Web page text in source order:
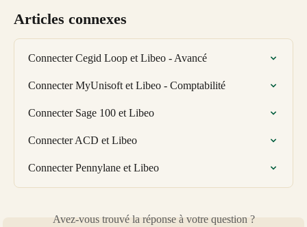
Articles connexes
Connecter Cegid Loop et Libeo - Avancé
Connecter MyUnisoft et Libeo - Comptabilité
Connecter Sage 100 et Libeo
Connecter ACD et Libeo
Connecter Pennylane et Libeo
Avez-vous trouvé la réponse à votre question ?